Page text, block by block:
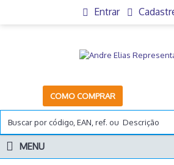
Entrar
COMO COMPRAR
MENU